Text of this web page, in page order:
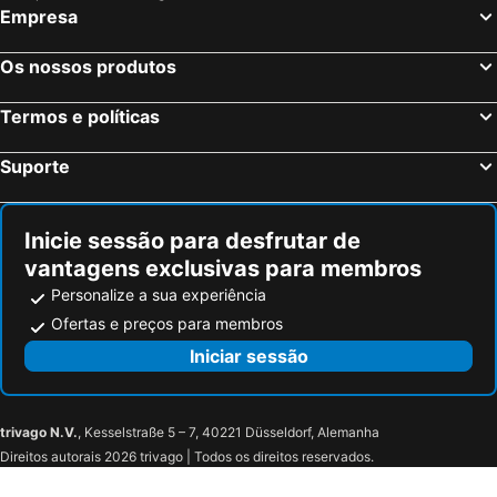
Droyes, bed and breakfasts
Mathaux, bed and breakfasts
Empresa
Os nossos produtos
Termos e políticas
Suporte
Inicie sessão para desfrutar de
vantagens exclusivas para membros
Personalize a sua experiência
Ofertas e preços para membros
Iniciar sessão
trivago N.V., Kesselstraße 5 – 7, 40221 Düsseldorf, Alemanha
Direitos autorais 2026 trivago | Todos os direitos reservados.